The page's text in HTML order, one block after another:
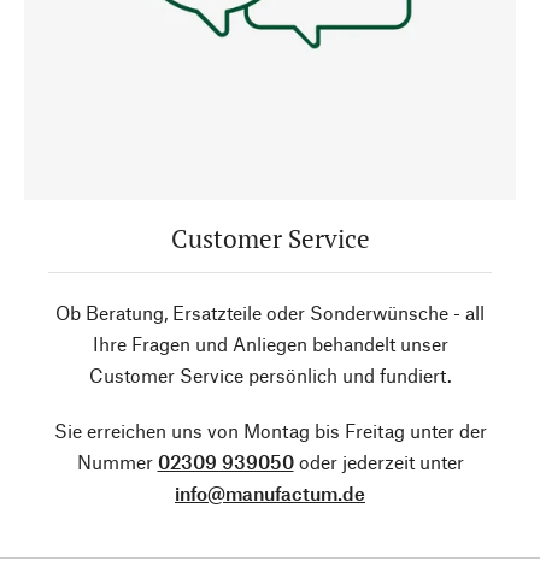
Customer Service
Ob Beratung, Ersatzteile oder Sonderwünsche - all
Ihre Fragen und Anliegen behandelt unser
Customer Service persönlich und fundiert.
Sie erreichen uns von Montag bis Freitag unter der
Nummer 02309 939050oder jederzeit unter
info@manufactum.de